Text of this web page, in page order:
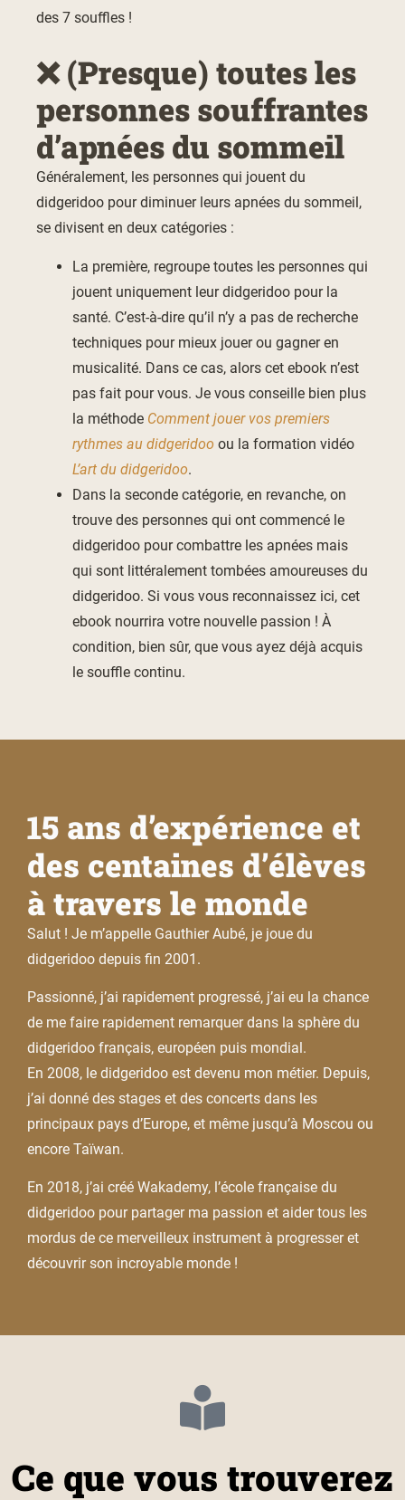
des 7 souffles !
❌ (Presque) toutes les
personnes souffrantes
d’apnées du sommeil
Généralement, les personnes qui jouent du
didgeridoo pour diminuer leurs apnées du sommeil,
se divisent en deux catégories :
La première, regroupe toutes les personnes qui
jouent uniquement leur didgeridoo pour la
santé. C’est-à-dire qu’il n’y a pas de recherche
techniques pour mieux jouer ou gagner en
musicalité. Dans ce cas, alors cet ebook n’est
pas fait pour vous. Je vous conseille bien plus
la méthode Comment jouer vos premiers
rythmes au didgeridoo ou la formation vidéo
L’art du didgeridoo.
Dans la seconde catégorie, en revanche, on
trouve des personnes qui ont commencé le
didgeridoo pour combattre les apnées mais
qui sont littéralement tombées amoureuses du
didgeridoo. Si vous vous reconnaissez ici, cet
ebook nourrira votre nouvelle passion ! À
condition, bien sûr, que vous ayez déjà acquis
le souffle continu.
15 ans d’expérience et
des centaines d’élèves
à travers le monde
Salut ! Je m’appelle Gauthier Aubé, je joue du
didgeridoo depuis fin 2001.
Passionné, j’ai rapidement progressé, j’ai eu la chance
de me faire rapidement remarquer dans la sphère du
didgeridoo français, européen puis mondial.
En 2008, le didgeridoo est devenu mon métier. Depuis,
j’ai donné des stages et des concerts dans les
principaux pays d’Europe, et même jusqu’à Moscou ou
encore Taïwan.
En 2018, j’ai créé Wakademy, l’école française du
didgeridoo pour partager ma passion et aider tous les
mordus de ce merveilleux instrument à progresser et
découvrir son incroyable monde !
Ce que vous trouverez